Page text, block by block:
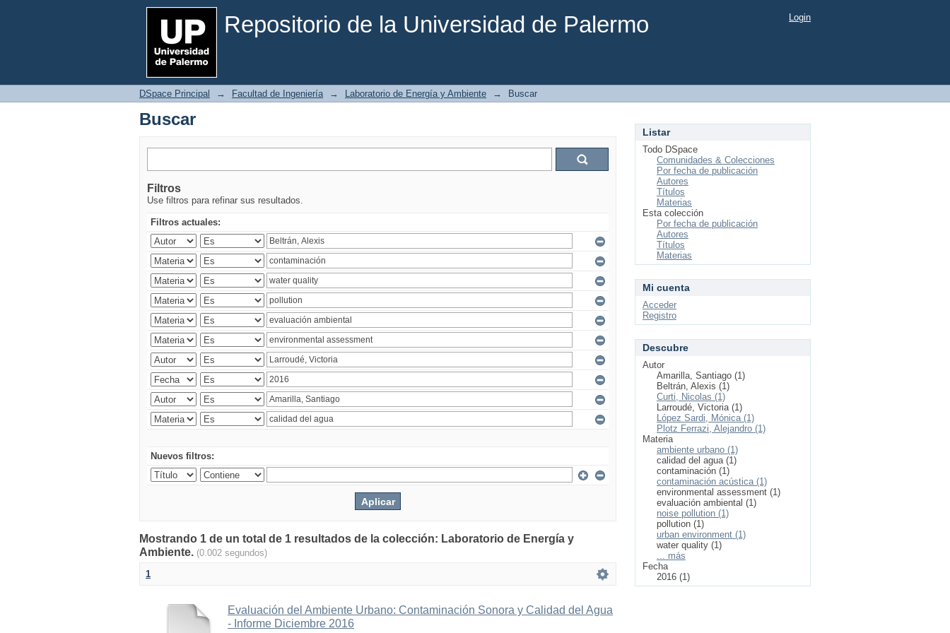
Repositorio de la Universidad de Palermo
Buscar Login
DSpace Principal → Facultad de Ingeniería → Laboratorio de Energía y Ambiente → Buscar
Buscar
Filtros
Use filtros para refinar sus resultados.
Filtros actuales:
Nuevos filtros:
Mostrando 1 de un total de 1 resultados de la colección: Laboratorio de Energía y
Ambiente. (0.002 segundos)
1
Evaluación del Ambiente Urbano: Contaminación Sonora y Calidad del Agua
- Informe Diciembre 2016
Listar
Todo DSpace
Comunidades & Colecciones
Por fecha de publicación
Autores
Títulos
Materias
Esta colección
Por fecha de publicación
Autores
Títulos
Materias
Mi cuenta
Acceder
Registro
Descubre
Autor
Amarilla, Santiago (1)
Beltrán, Alexis (1)
Curti, Nicolas (1)
Larroudé, Victoria (1)
López Sardi, Mónica (1)
Plotz Ferrazi, Alejandro (1)
Materia
ambiente urbano (1)
calidad del agua (1)
contaminación (1)
contaminación acústica (1)
environmental assessment (1)
evaluación ambiental (1)
noise pollution (1)
pollution (1)
urban environment (1)
water quality (1)
... más
Fecha
2016 (1)